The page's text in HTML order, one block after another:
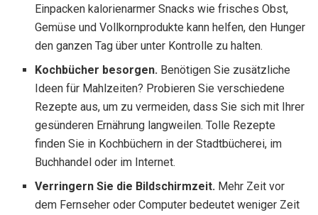
Einpacken kalorienarmer Snacks wie frisches Obst,
Gemüse und Vollkornprodukte kann helfen, den Hunger
den ganzen Tag über unter Kontrolle zu halten.
Kochbücher besorgen. Benötigen Sie zusätzliche
Ideen für Mahlzeiten? Probieren Sie verschiedene
Rezepte aus, um zu vermeiden, dass Sie sich mit Ihrer
gesünderen Ernährung langweilen. Tolle Rezepte
finden Sie in Kochbüchern in der Stadtbücherei, im
Buchhandel oder im Internet.
Verringern Sie die Bildschirmzeit. Mehr Zeit vor
dem Fernseher oder Computer bedeutet weniger Zeit